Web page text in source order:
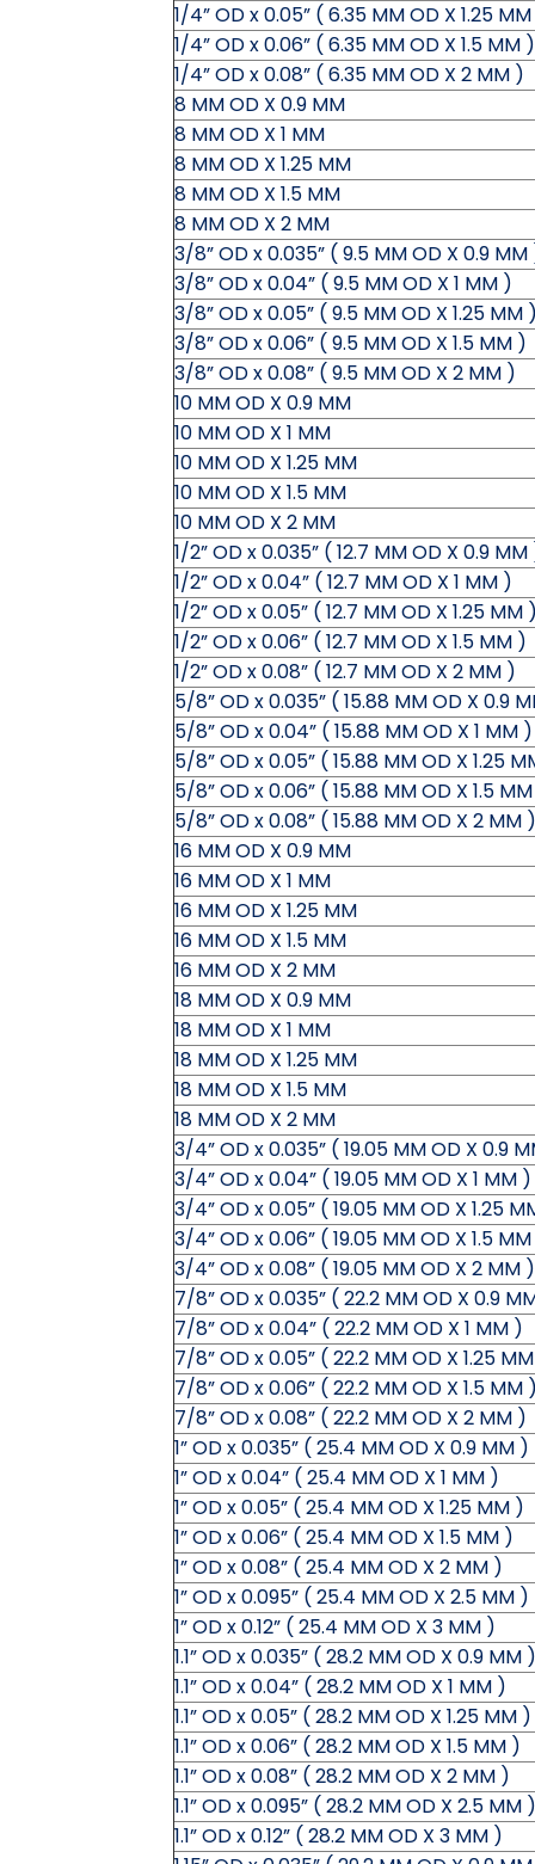
1/4” OD x 0.05” ( 6.35 MM OD X 1.25
1/4” OD x 0.06” ( 6.35 MM OD X 1.5 MM )
1/4” OD x 0.08” ( 6.35 MM OD X 2 MM )
8 MM OD X 0.9 MM
8 MM OD X 1 MM
8 MM OD X 1.25 MM
8 MM OD X 1.5 MM
8 MM OD X 2 MM
3/8” OD x 0.035” ( 9.5 MM OD X 0.9 MM
3/8” OD x 0.04” ( 9.5 MM OD X 1 MM )
3/8” OD x 0.05” ( 9.5 MM OD X 1.25 MM
3/8” OD x 0.06” ( 9.5 MM OD X 1.5 MM )
3/8” OD x 0.08” ( 9.5 MM OD X 2 MM )
10 MM OD X 0.9 MM
10 MM OD X 1 MM
10 MM OD X 1.25 MM
10 MM OD X 1.5 MM
10 MM OD X 2 MM
1/2” OD x 0.035” ( 12.7 MM OD X 0.9
1/2” OD x 0.04” ( 12.7 MM OD X 1 MM )
1/2” OD x 0.05” ( 12.7 MM OD X 1.25 MM
1/2” OD x 0.06” ( 12.7 MM OD X 1.5 MM )
1/2” OD x 0.08” ( 12.7 MM OD X 2 MM )
5/8” OD x 0.035” ( 15.88 MM OD X 0.9
5/8” OD x 0.04” ( 15.88 MM OD X 1 MM )
5/8” OD x 0.05” ( 15.88 MM OD X 1.25
5/8” OD x 0.06” ( 15.88 MM OD X 1.5
5/8” OD x 0.08” ( 15.88 MM OD X 2 MM )
16 MM OD X 0.9 MM
16 MM OD X 1 MM
16 MM OD X 1.25 MM
16 MM OD X 1.5 MM
16 MM OD X 2 MM
18 MM OD X 0.9 MM
18 MM OD X 1 MM
18 MM OD X 1.25 MM
18 MM OD X 1.5 MM
18 MM OD X 2 MM
3/4” OD x 0.035” ( 19.05 MM OD X 0.9
3/4” OD x 0.04” ( 19.05 MM OD X 1 MM )
3/4” OD x 0.05” ( 19.05 MM OD X 1.25
3/4” OD x 0.06” ( 19.05 MM OD X 1.5
3/4” OD x 0.08” ( 19.05 MM OD X 2 MM )
7/8” OD x 0.035” ( 22.2 MM OD X 0.9
7/8” OD x 0.04” ( 22.2 MM OD X 1 MM )
7/8” OD x 0.05” ( 22.2 MM OD X 1.25
7/8” OD x 0.06” ( 22.2 MM OD X 1.5 MM
7/8” OD x 0.08” ( 22.2 MM OD X 2 MM )
1” OD x 0.035” ( 25.4 MM OD X 0.9 MM )
1” OD x 0.04” ( 25.4 MM OD X 1 MM )
1” OD x 0.05” ( 25.4 MM OD X 1.25 MM )
1” OD x 0.06” ( 25.4 MM OD X 1.5 MM )
1” OD x 0.08” ( 25.4 MM OD X 2 MM )
1” OD x 0.095” ( 25.4 MM OD X 2.5 MM )
1” OD x 0.12” ( 25.4 MM OD X 3 MM )
1.1” OD x 0.035” ( 28.2 MM OD X 0.9 MM )
1.1” OD x 0.04” ( 28.2 MM OD X 1 MM )
1.1” OD x 0.05” ( 28.2 MM OD X 1.25 MM )
1.1” OD x 0.06” ( 28.2 MM OD X 1.5 MM )
1.1” OD x 0.08” ( 28.2 MM OD X 2 MM )
1.1” OD x 0.095” ( 28.2 MM OD X 2.5 MM )
1.1” OD x 0.12” ( 28.2 MM OD X 3 MM )